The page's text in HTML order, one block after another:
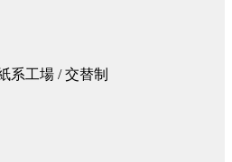
系工場 / 交替制